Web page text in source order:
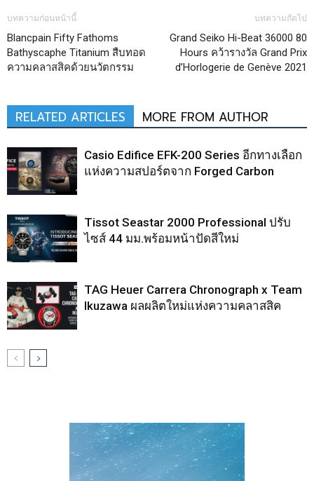
บทความก่อนหน้านี้
Blancpain Fifty Fathoms
Bathyscaphe Titanium สืบทอด
ความคลาสสิคด้วยนวัตกรรม
บทความถัดไป
Grand Seiko Hi-Beat 36000 80
Hours คว้ารางวัล Grand Prix
d’Horlogerie de Genève 2021
RELATED ARTICLES MORE FROM AUTHOR
Casio Edifice EFK-200 Series อีกทางเลือก
แห่งความสปอร์ตจาก Forged Carbon
Tissot Seastar 2000 Professional ปรับ
ไซส์ 44 มม.พร้อมหน้าปัดสีใหม่
TAG Heuer Carrera Chronograph x Team
Ikuzawa ผลผลิตใหม่แห่งความคลาสสิค